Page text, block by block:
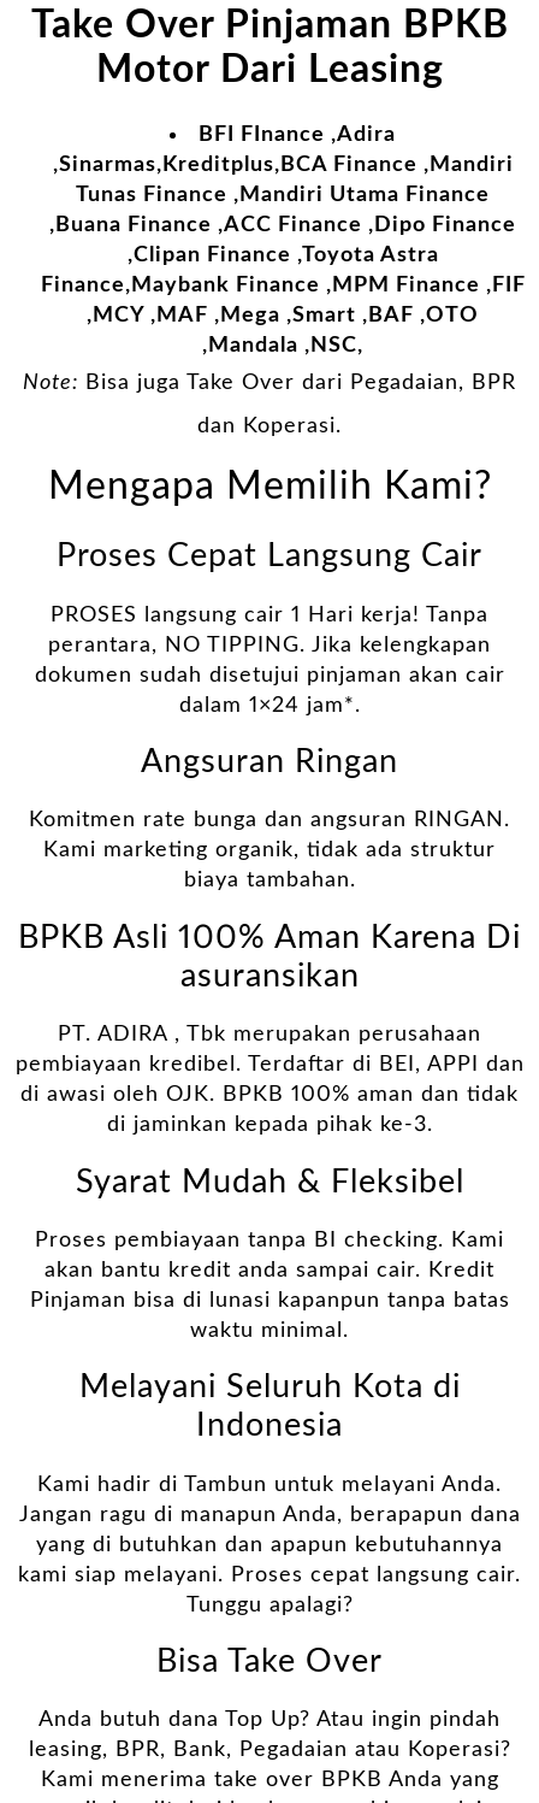
Take Over Pinjaman BPKB
Motor Dari Leasing
BFI FInance ,Adira
,Sinarmas,Kreditplus,BCA Finance ,Mandiri
Tunas Finance ,Mandiri Utama Finance
,Buana Finance ,ACC Finance ,Dipo Finance
,Clipan Finance ,Toyota Astra
Finance,Maybank Finance ,MPM Finance ,FIF
,MCY ,MAF ,Mega ,Smart ,BAF ,OTO
,Mandala ,NSC,
Note: Bisa juga Take Over dari Pegadaian, BPR
dan Koperasi.
Mengapa Memilih Kami?
Proses Cepat Langsung Cair
PROSES langsung cair 1 Hari kerja! Tanpa
perantara, NO TIPPING. Jika kelengkapan
dokumen sudah disetujui pinjaman akan cair
dalam 1×24 jam*.
Angsuran Ringan
Komitmen rate bunga dan angsuran RINGAN.
Kami marketing organik, tidak ada struktur
biaya tambahan.
BPKB Asli 100% Aman Karena Di
asuransikan
PT. ADIRA , Tbk merupakan perusahaan
pembiayaan kredibel. Terdaftar di BEI, APPI dan
di awasi oleh OJK. BPKB 100% aman dan tidak
di jaminkan kepada pihak ke-3.
Syarat Mudah & Fleksibel
Proses pembiayaan tanpa BI checking. Kami
akan bantu kredit anda sampai cair. Kredit
Pinjaman bisa di lunasi kapanpun tanpa batas
waktu minimal.
Melayani Seluruh Kota di
Indonesia
Kami hadir di Tambun untuk melayani Anda.
Jangan ragu di manapun Anda, berapapun dana
yang di butuhkan dan apapun kebutuhannya
kami siap melayani. Proses cepat langsung cair.
Tunggu apalagi?
Bisa Take Over
Anda butuh dana Top Up? Atau ingin pindah
leasing, BPR, Bank, Pegadaian atau Koperasi?
Kami menerima take over BPKB Anda yang